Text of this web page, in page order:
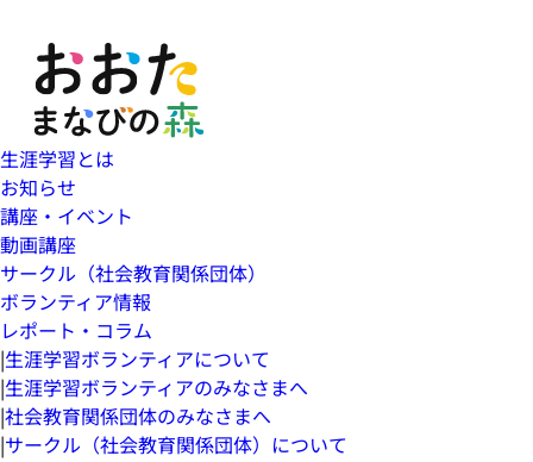
生涯学習とは
お知らせ
講座・イベント
動画講座
サークル（社会教育関係団体）
ボランティア情報
レポート・コラム
|生涯学習ボランティアについて
|生涯学習ボランティアのみなさまへ
|社会教育関係団体のみなさまへ
|サークル（社会教育関係団体）について